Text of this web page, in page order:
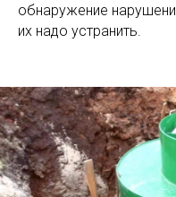
обнаружение
их надо устранить.